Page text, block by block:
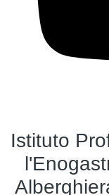
Istituto